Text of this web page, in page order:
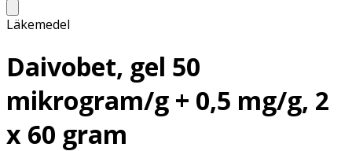
Läkemedel
Daivobet, gel 50
mikrogram/g + 0,5 mg/g, 2
x 60 gram